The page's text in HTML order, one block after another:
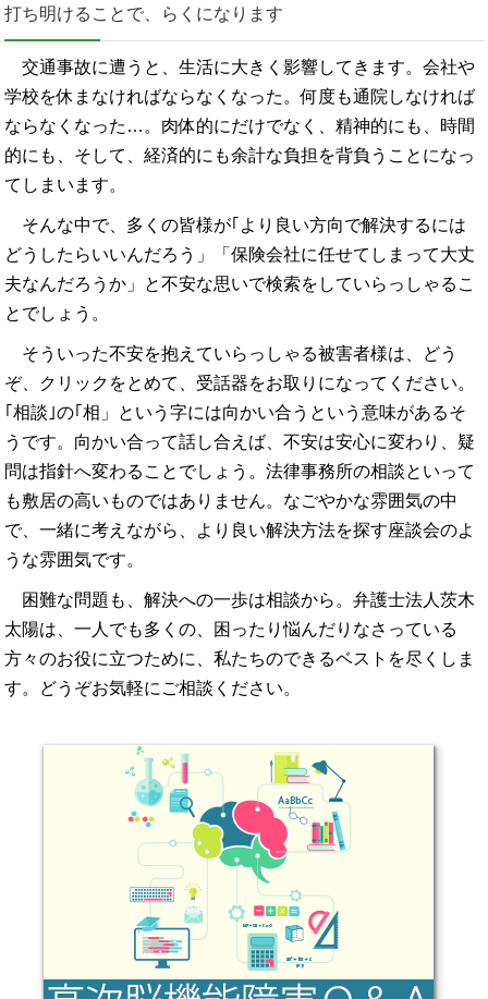
打ち明けることで、らくになります
交通事故に遭うと、生活に大きく影響してきます。会社や
学校を休まなければならなくなった。何度も通院しなければ
ならなくなった…。肉体的にだけでなく、精神的にも、時間
的にも、そして、経済的にも余計な負担を背負うことになっ
てしまいます。
そんな中で、多くの皆様が｢より良い方向で解決するには
どうしたらいいんだろう」「保険会社に任せてしまって大丈
夫なんだろうか」と不安な思いで検索をしていらっしゃるこ
とでしょう。
そういった不安を抱えていらっしゃる被害者様は、どう
ぞ、クリックをとめて、受話器をお取りになってください。
｢相談｣の｢相」という字には向かい合うという意味があるそ
うです。向かい合って話し合えば、不安は安心に変わり、疑
問は指針へ変わることでしょう。法律事務所の相談といって
も敷居の高いものではありません。なごやかな雰囲気の中
で、一緒に考えながら、より良い解決方法を探す座談会のよ
うな雰囲気です。
困難な問題も、解決への一歩は相談から。弁護士法人茨木
太陽は、一人でも多くの、困ったり悩んだりなさっている
方々のお役に立つために、私たちのできるベストを尽くしま
す。どうぞお気軽にご相談ください。